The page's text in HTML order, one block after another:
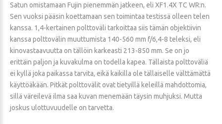
Satun omistamaan Fujin pienemmän jatkeen, eli XF1.4X TC WR:n.
Sen vuoksi pääsin koettamaan sen toimintaa testissä olleen telen
kanssa. 1,4-kertainen polttoväli tarkoittaa siis tämän objektiivin
kanssa polttovälin muuttumista 140-560 mm f/6,4-8 teleksi, eli
kinovastaavuutta on tällöin karkeasti 213-850 mm. Se on jo
erittäin paljon ja kuvakulma on todella kapea. Tällaista polttoväliä
ei kyllä joka paikassa tarvita, eikä kaikilla ole tällaiselle välttämättä
käyttöäkään. Pitkät polttovälit ovat tietyillä keleillä mahdottomia,
sillä väreilevä ilma saa kuvan menemään täysin muhjuksi. Mutta
joskus ulottuvuudelle on tarvetta.